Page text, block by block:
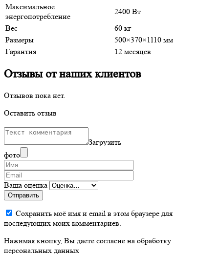
Максимальное
энергопотребление
2400 Вт
Вес
60 кг
Размеры
500×370×1110 мм
Гарантия
12 месяцев
Отзывы от наших клиентов
Отзывов пока нет.
Оставить отзыв
Загрузить
фото
Ваша оценка
Отправить
Сохранить моё имя и email в этом браузере для
последующих моих комментариев.
Нажимая кнопку, Вы даете согласие на обработку
персональных данных